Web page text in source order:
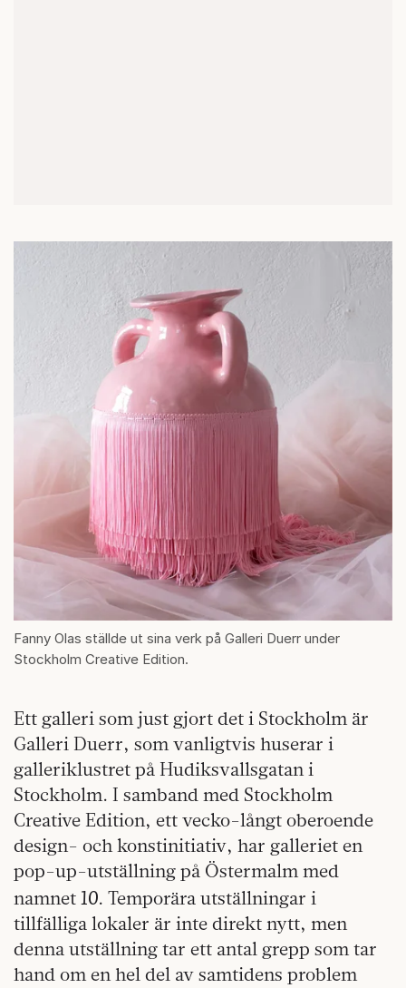
Fanny Olas ställde ut sina verk på Galleri Duerr under
Stockholm Creative Edition.
Ett galleri som just gjort det i Stockholm är
Galleri Duerr, som vanligtvis huserar i
galleriklustret på Hudiksvallsgatan i
Stockholm. I samband med Stockholm
Creative Edition, ett vecko-långt oberoende
design- och konstinitiativ, har galleriet en
pop-up-utställning på Östermalm med
namnet 10. Temporära utställningar i
tillfälliga lokaler är inte direkt nytt, men
denna utställning tar ett antal grepp som tar
hand om en hel del av samtidens problem